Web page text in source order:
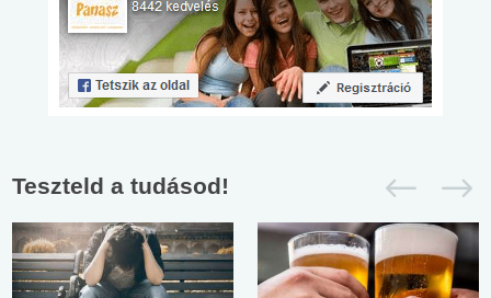
Teszteld a tudásod!